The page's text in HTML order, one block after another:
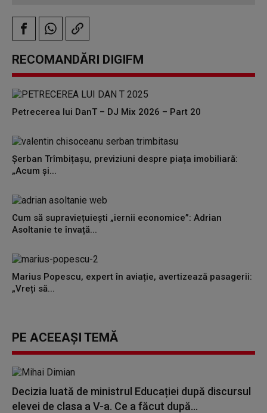
RECOMANDĂRI DIGIFM
Petrecerea lui DanT – DJ Mix 2026 – Part 20
Șerban Trîmbițașu, previziuni despre piața imobiliară:
„Acum și...
Cum să supraviețuiești „iernii economice”: Adrian
Asoltanie te învață...
Marius Popescu, expert în aviație, avertizează pasagerii:
„Vreți să...
PE ACEEAȘI TEMĂ
Decizia luată de ministrul Educației după discursul
elevei de clasa a V-a. Ce a făcut după...